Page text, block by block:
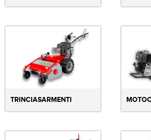
TRINCIASARMENTI